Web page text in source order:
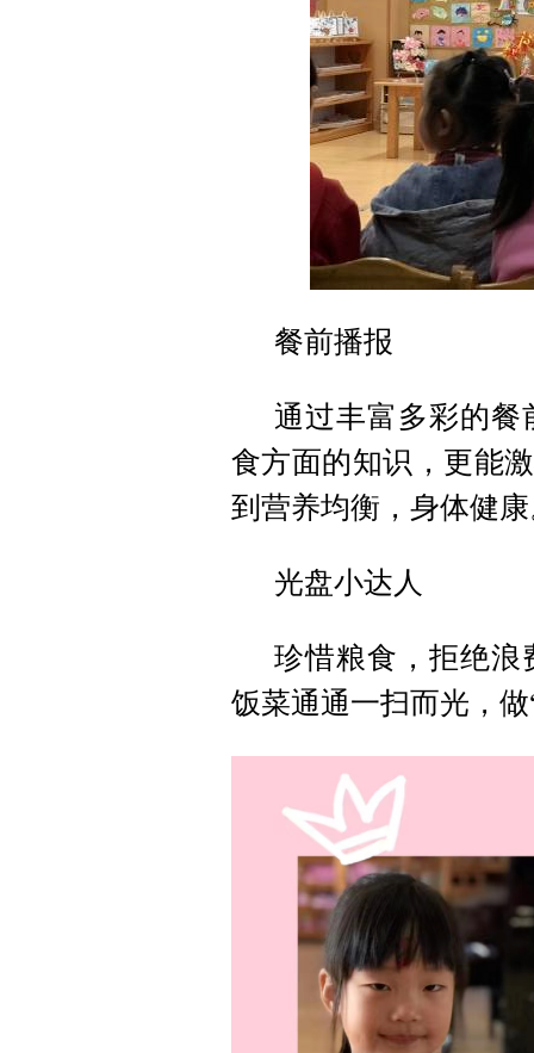
餐前播报
通过丰富多彩的餐
食方面的知识，更能
到营养均衡，身体健
光盘小达人
珍惜粮食，拒绝浪
饭菜通通一扫而光，